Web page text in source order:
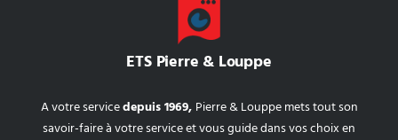
ETS Pierre & Louppe
A votre servicedepuis 1969, Pierre & Louppe mets tout son
savoir-faire à votre service et vous guide dans vos choix en